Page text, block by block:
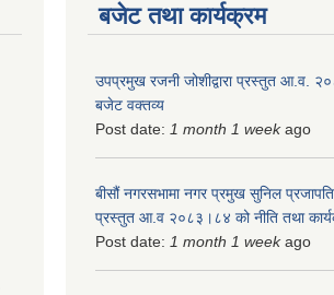
बजेट तथा कार्यक्रम
उपप्रमुख रजनी जोशीद्वारा प्रस्तुत आ.व.
बजेट वक्तव्य
Post date: 1 month 1 weekago
बीसौं नगरसभामा नगर प्रमुख सुनिल
प्रस्तुत आ.व‍ २०८३।८४ को नीति तथा
Post date: 1 month 1 weekago